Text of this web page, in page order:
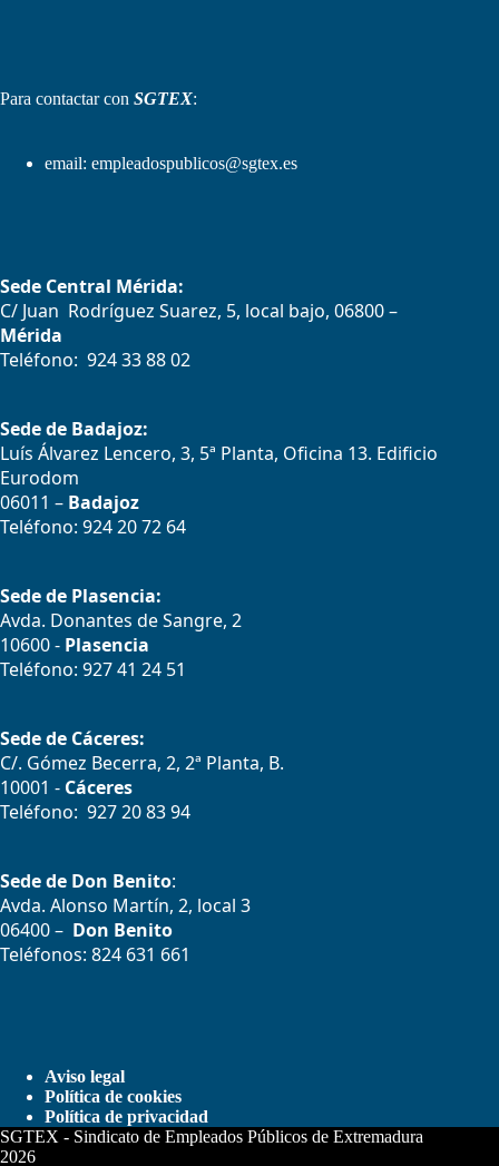
Para contactar con SGTEX:
email: empleadospublicos@sgtex.es
Sede Central Mérida:
C/ Juan Rodríguez Suarez, 5, local bajo, 06800 –
Mérida
Teléfono: 924 33 88 02
Sede de Badajoz:
Luís Álvarez Lencero, 3, 5ª Planta, Oficina 13. Edificio
Eurodom
06011 – Badajoz
Teléfono: 924 20 72 64
Sede de Plasencia:
Avda. Donantes de Sangre, 2
10600 - Plasencia
Teléfono: 927 41 24 51
Sede de Cáceres:
C/. Gómez Becerra, 2, 2ª Planta, B.
10001 - Cáceres
Teléfono: 927 20 83 94
Sede de Don Benito:
Avda. Alonso Martín, 2, local 3
06400 – Don Benito
Teléfonos: 824 631 661
Aviso legal
Política de cookies
Política de privacidad
SGTEX - Sindicato de Empleados Públicos de Extremadura
2026